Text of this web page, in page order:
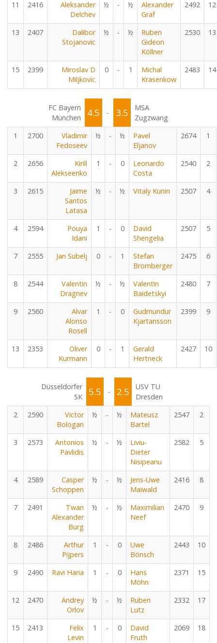
11 2416
Aleksander
Delchev
½ - ½
Alexander
Graf
2492 12
13 2407
Dalibor
Stojanovic
½ - ½
Ruben
Gideon
Köllner
2530 13
15 2399
Miroslav D
Miljkovic
0 - 1
Michal
Krasenkow
2483 14
FC Bayern
München
4.5 - 3.5
MSA
Zugzwang
1
2700
Vladimir
Fedoseev
½ - ½
Pavel
Eljanov
2674 1
2 2656
Kirill
Alekseenko
1 - 0
Leonardo
Costa
2540 2
3 2615
Jaime
Santos
Latasa
½ - ½ Vitaly Kunin 2507 4
4 2594
Pouya
Idani
1 - 0
David
Shengelia
2507 5
7 2555 Jan Subelj 0 - 1
Stefan
Bromberger
2475 6
8 2544
Valentin
Dragnev
½ - ½
Valentin
Baidetskyi
2480 7
9 2560
Alvar
Alonso
Rosell
1 - 0
Gudmundur
Kjartansson
2399 9
13 2353
Oliver
Kurmann
0 - 1
Gerald
Hertneck
2427 10
Düsseldorfer
SK
5.5 - 2.5
USV TU
Dresden
2
2590
Victor
Bologan
½ - ½
Mateusz
Bartel
2547 2
3 2573
Antonios
Pavlidis
½ - ½
Liviu-
Dieter
Nisipeanu
2582 5
4 2589
Casper
Schoppen
½ - ½
Jens-Uwe
Maiwald
2416 8
7 2491
Twan
Alexander
Burg
½ - ½
Maximilian
Neef
2470 9
8 2486
Arthur
Pijpers
1 - 0
Uwe
Bönsch
2443 10
9 2490 Ravi Haria 1 - 0
Hans
Möhn
2371 15
12 2470
Andrey
Orlov
½ - ½
Ruben
Lutz
2332 17
15 2413
Felix
Levin
1 - 0
David
Fruth
2069 18